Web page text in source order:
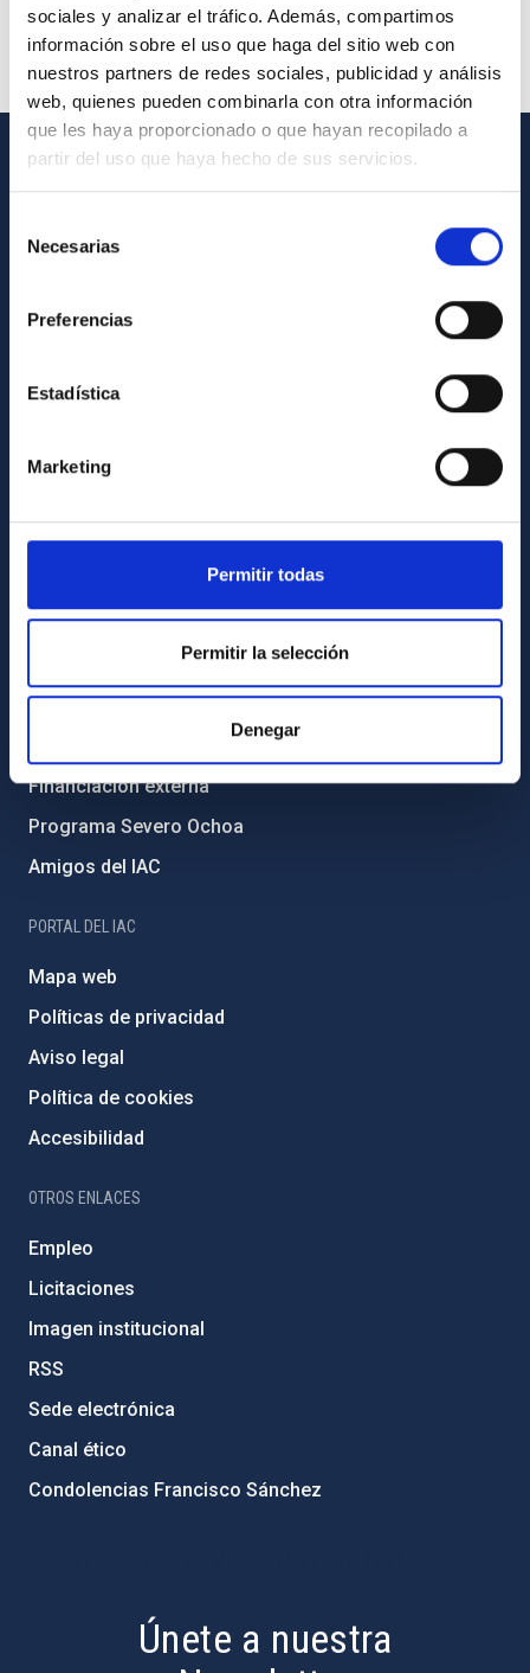
sociales y analizar el tráfico. Además, compartimos
información sobre el uso que haga del sitio web con
nuestros partners de redes sociales, publicidad y análisis
web, quienes pueden combinarla con otra información
que les haya proporcionado o que hayan recopilado a
partir del uso que haya hecho de sus servicios.
Necesarias
Preferencias
Estadística
Marketing
Permitir todas
Permitir la selección
Denegar
Directorio de personal
Registro general
Transparencia
Código ético y política antifraude
Igualdad y diversidad de género
Medio Ambiente y Sostenibilidad
Financiación externa
Programa Severo Ochoa
Amigos del IAC
PORTAL DEL IAC
Mapa web
Políticas de privacidad
Aviso legal
Política de cookies
Accesibilidad
OTROS ENLACES
Empleo
Licitaciones
Imagen institucional
RSS
Sede electrónica
Canal ético
Condolencias Francisco Sánchez
Únete a nuestra